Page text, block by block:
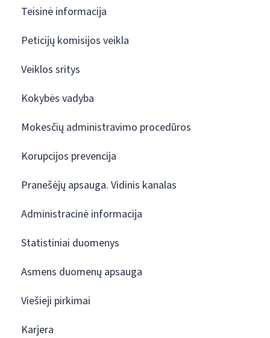
Teisinė informacija
Peticijų komisijos veikla
Veiklos sritys
Kokybės vadyba
Mokesčių administravimo procedūros
Korupcijos prevencija
Pranešėjų apsauga. Vidinis kanalas
Administracinė informacija
Statistiniai duomenys
Asmens duomenų apsauga
Viešieji pirkimai
Karjera